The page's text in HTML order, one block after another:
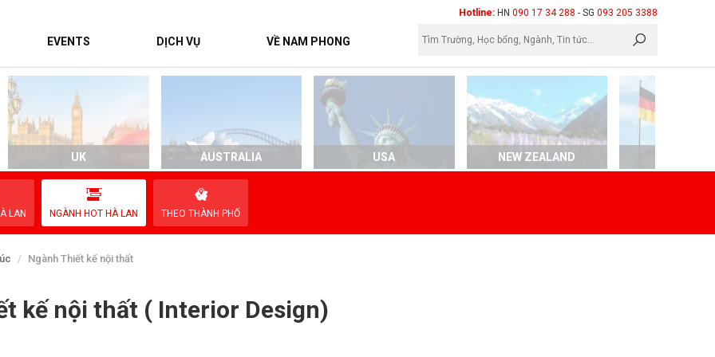
Hotline: HN 090 17 34 288 - SG 093 205 3388
EVENTS DỊCH VỤ VỀ NAM PHONG
UK AUSTRALIA USA NEW ZEALAND
LAN NGÀNH HOT HÀ LAN THEO THÀNH PHỐ
Ngành Thiết kế nội thất
kế nội thất ( Interior Design)